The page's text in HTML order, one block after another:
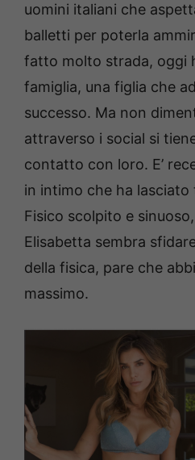
uomini italiani che
balletti per poterla
fatto molto strada, oggi
famiglia, una figlia che
successo. Ma non
attraverso i social si
contatto con loro. E’
in intimo che ha
Fisico scolpito e
Elisabetta sembra
della fisica, pare che
massimo.